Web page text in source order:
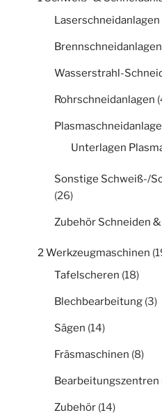
Laserschneidanlagen
Brennschneidanlagen
Wasserstrahl-
Rohrschneidanlagen
Unterlagen
Sonstige Schweiß-/
(26)
Zubehör Schneiden
2 Werkzeugmaschinen
Tafelscheren (18)
Blechbearbeitung (3)
Sägen (14)
Fräsmaschinen (8)
Bearbeitungszentren
Zubehör (14)